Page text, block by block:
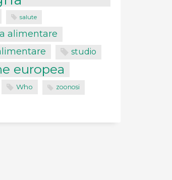
salute
alimentare
studio
europea
Who zoonosi